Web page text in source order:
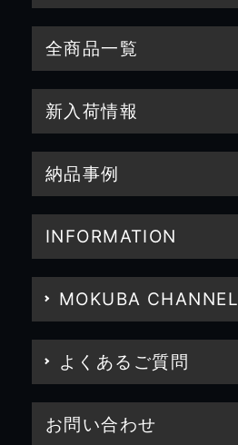
全商品一覧
新入荷情報
納品事例
INFORMATION
MOKUBA CHANNEL
よくあるご質問
お問い合わせ